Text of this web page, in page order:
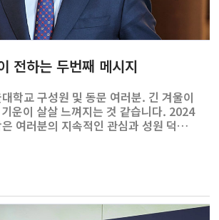
전하는 두번째 메시지
학교 구성원 및 동문 여러분. 긴 겨울이
운이 살살 느껴지는 것 같습니다. 2024
여러분의 지속적인 관심과 성원 덕분
점에서, 지난 1년간의 여정을 되돌아보
도전적이며 사회적 책임을 수행할 수 있
양성하는 것을 비전으로 삼고 있습니
해 지난 1년 동안 교육 및 연구환경 개